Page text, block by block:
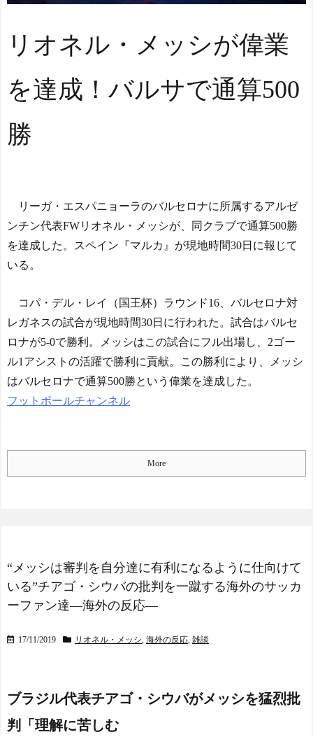
Google DeepMind再編
ーンが去り、本体は稼ぐAI
へ舵を切る【海外の反応・
◆Ｊ１◆1節 FC東京×町田
FC東京先制も橋本が退場し
大量5失点！1節最下位発進
北川景子39歳、右バスト
トップに衝撃密着写真にネ
応】
日本人がアメリカで歴史
的快挙！中国人「恐ろしす
ぎる」「人間にこんなこと
が可能なのか？」「サッカ
日本人がアメリカで歴史
的快挙！中国人「恐ろしす
ぎる」「人間にこんなこと
ーで例えるなら…」【海外
の反応】
【E-1選手権】日本、韓国
The Show Must Go On: Co
ping with Success and Failure
双する
Powered by livedoor 相互RS
S
リオネル・メッシが偉業
を達成！バルサで通算500
勝
リーガ・エスパニョーラのバルセロナに所属するアルゼ
ンチン代表FWリオネル・メッシが、同クラブで通算500勝
を達成した。スペイン『マルカ』が現地時間30日に報じて
いる。
コパ・デル・レイ（国王杯）ラウンド16、バルセロナ対
レガネスの試合が現地時間30日に行われた。試合はバルセ
ロナが5-0で勝利。メッシはこの試合にフル出場し、2ゴー
ル1アシストの活躍で勝利に貢献。この勝利により、メッシ
はバルセロナで通算500勝という偉業を達成した。
フットボールチャンネル
More
“メッシは審判を自分達に有利になるように仕向けて
いる”チアゴ・シウバの批判を一蹴する海外のサッカ
ーファン達―海外の反応―
17/11/2019 リオネル・メッシ 海外の反応 雑談
ブラジル代表チアゴ・シウバがメッシを猛烈批
判「理解に苦しむ